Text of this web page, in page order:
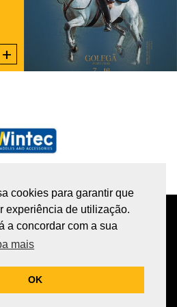
cookies para garantir que
experiência de utilização.
a concordar com a sua
mais
OK
+
DE PRIVACIDADE
ONLINE
©Todos os direitos reservados